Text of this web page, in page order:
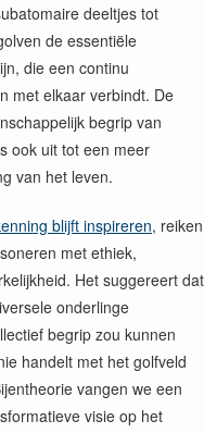
deeltjes tot
de essentiële
die een continu
met elkaar verbindt. De
begrip van
ook uit tot een meer
van het leven.
blijft inspireren, reiken
met ethiek,
Het suggereert dat
onderlinge
begrip zou kunnen
handelt met het golfveld
vangen we een
visie op het